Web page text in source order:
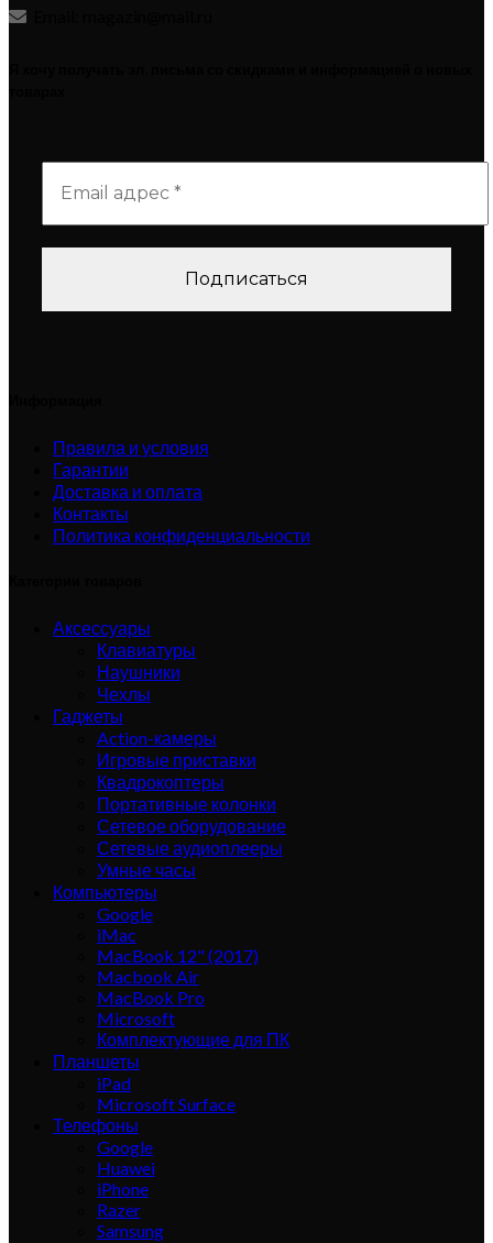
Правила и условия
Гарантии
Доставка и оплата
Контакты
Политика конфиденциальности
Аксессуары
Клавиатуры
Наушники
Чехлы
Гаджеты
Action-камеры
Игровые приставки
Квадрокоптеры
Портативные колонки
Сетевое оборудование
Сетевые аудиоплееры
Умные часы
Компьютеры
Google
iMac
MacBook 12" (2017)
Macbook Air
MacBook Pro
Microsoft
Комплектующие для ПК
Планшеты
iPad
Microsoft Surface
Телефоны
Google
Huawei
iPhone
Razer
Samsung